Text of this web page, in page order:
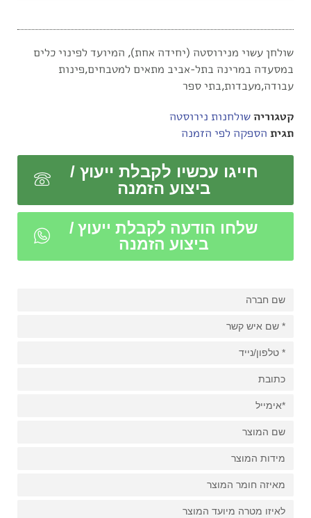
שולחן עשוי מנירוסטה (יחידה אחת), המיועד לפינוי כלים
במסעדה במרינה בתל-אביב מתאים למטבחים,פינות
עבודה,מעבדות,בתי ספר
קטגוריהשולחנות נירוסטה
תגית הספקה לפי הזמנה
חייגו עכשיו לקבלת ייעוץ /
ביצוע הזמנה
שלחו הודעה לקבלת ייעוץ /
ביצוע הזמנה